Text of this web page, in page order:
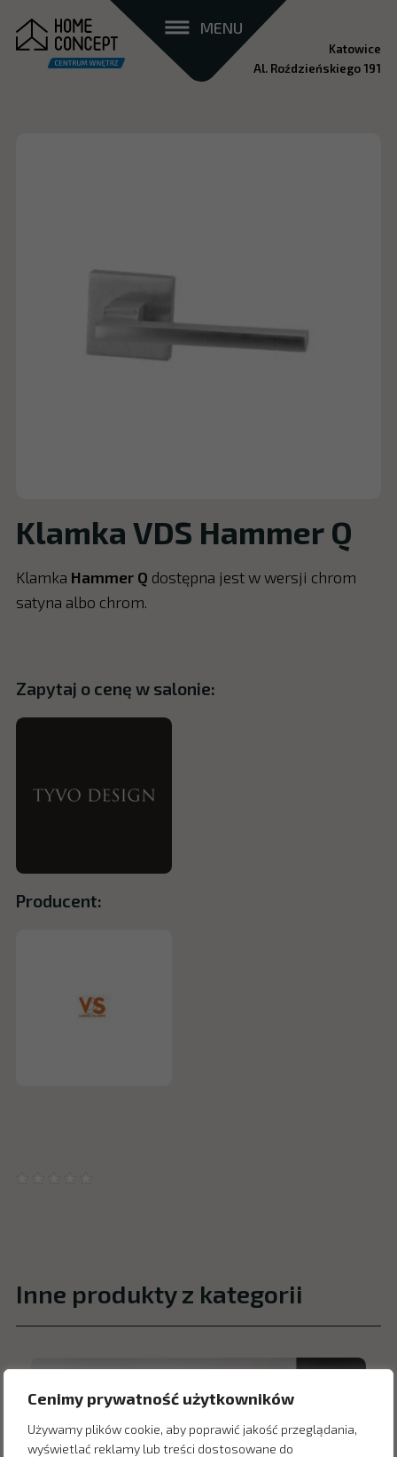
Cenimy prywatność użytkowników
Używamy plików cookie, aby poprawić jakość przeglądania,
wyświetlać reklamy lub treści dostosowane do
MENU
Katowice
Al. Roździeńskiego 191
Klamka VDS Hammer Q
Klamka Hammer Q dostępna jest w wersji chrom
satyna albo chrom.
Zapytaj o cenę w salonie:
Producent:
Inne produkty z kategorii